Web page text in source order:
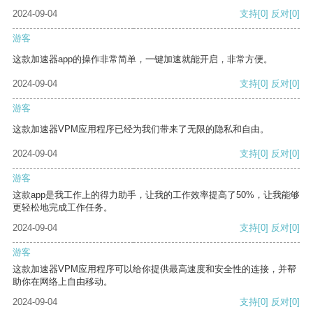
2024-09-04
支持[0] 反对[0]
游客
这款加速器app的操作非常简单，一键加速就能开启，非常方便。
2024-09-04 支持[0] 反对[0]
游客
这款加速器VPM应用程序已经为我们带来了无限的隐私和自由。
2024-09-04 支持[0] 反对[0]
游客
这款app是我工作上的得力助手，让我的工作效率提高了50%，让我能够
更轻松地完成工作任务。
2024-09-04
支持[0] 反对[0]
游客
这款加速器VPM应用程序可以给你提供最高速度和安全性的连接，并帮
助你在网络上自由移动。
2024-09-04
支持[0] 反对[0]